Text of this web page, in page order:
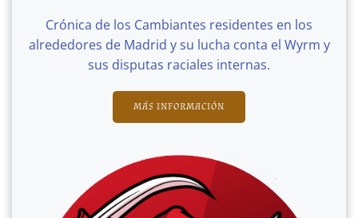
Crónica de los Cambiantes residentes en los
alrededores de Madrid y su lucha conta el Wyrm y
sus disputas raciales internas.
MÁS INFORMACIÓN